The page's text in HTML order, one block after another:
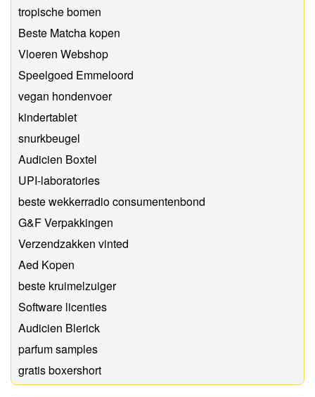
tropische bomen
Beste Matcha kopen
Vloeren Webshop
Speelgoed Emmeloord
vegan hondenvoer
kindertablet
snurkbeugel
Audicien Boxtel
UPI-laboratories
beste wekkerradio consumentenbond
G&F Verpakkingen
Verzendzakken vinted
Aed Kopen
beste kruimelzuiger
Software licenties
Audicien Blerick
parfum samples
gratis boxershort